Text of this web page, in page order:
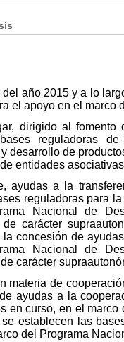
del año 2015 y a lo
el apoyo en el marco
dirigido al
reguladoras
desarrollo de
entidades
ayudas a la
reguladoras para
Nacional de
de carácter
la concesión de
Nacional de
carácter
materia de
ayudas a la
en curso, en el
establecen las
del Programa